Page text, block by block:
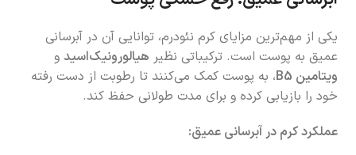
یکی از مهم‌ترین مزایای کرم نئودرم، توانایی آن در آبرسانی
عمیق به پوست است. ترکیباتی نظیر هیالورونیک‌اسید و
ویتامین B5
، به پوست کمک می‌کنند تا رطوبت از دست رفته
خود را بازیابی کرده و برای مدت طولانی حفظ کند.
عملکرد کرم در آبرسانی عمیق: